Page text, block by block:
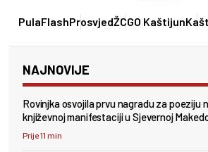
PulaFlashProsvjedŽCGO Kaštijun
NAJNOVIJE
Rovinjka osvojila prvu nagradu za poeziju
književnoj manifestaciji u Sjevernoj
Prije 11 min